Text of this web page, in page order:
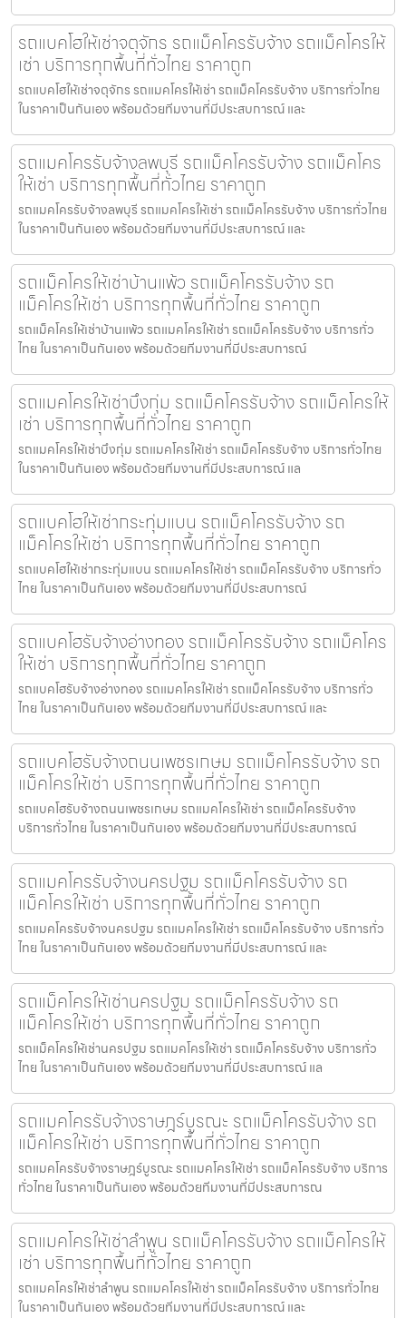
รถแบคโฮให้เช่าจตุจักร รถแม็คโครรับจ้าง รถแม็คโครให้
เช่า บริการทุกพื้นที่ทั่วไทย ราคาถูก
รถแบคโฮให้เช่าจตุจักร รถแมคโครให้เช่า รถแม็คโครรับจ้าง บริการทั่วไทย
ในราคาเป็นกันเอง พร้อมด้วยทีมงานที่มีประสบการณ์ และ
รถแมคโครรับจ้างลพบุรี รถแม็คโครรับจ้าง รถแม็คโคร
ให้เช่า บริการทุกพื้นที่ทั่วไทย ราคาถูก
รถแมคโครรับจ้างลพบุรี รถแมคโครให้เช่า รถแม็คโครรับจ้าง บริการทั่วไทย
ในราคาเป็นกันเอง พร้อมด้วยทีมงานที่มีประสบการณ์ และ
รถแม็คโครให้เช่าบ้านแพ้ว รถแม็คโครรับจ้าง รถ
แม็คโครให้เช่า บริการทุกพื้นที่ทั่วไทย ราคาถูก
รถแม็คโครให้เช่าบ้านแพ้ว รถแมคโครให้เช่า รถแม็คโครรับจ้าง บริการทั่ว
ไทย ในราคาเป็นกันเอง พร้อมด้วยทีมงานที่มีประสบการณ์
รถแมคโครให้เช่าบึงกุ่ม รถแม็คโครรับจ้าง รถแม็คโครให้
เช่า บริการทุกพื้นที่ทั่วไทย ราคาถูก
รถแมคโครให้เช่าบึงกุ่ม รถแมคโครให้เช่า รถแม็คโครรับจ้าง บริการทั่วไทย
ในราคาเป็นกันเอง พร้อมด้วยทีมงานที่มีประสบการณ์ แล
รถแบคโฮให้เช่ากระทุ่มแบน รถแม็คโครรับจ้าง รถ
แม็คโครให้เช่า บริการทุกพื้นที่ทั่วไทย ราคาถูก
รถแบคโฮให้เช่ากระทุ่มแบน รถแมคโครให้เช่า รถแม็คโครรับจ้าง บริการทั่ว
ไทย ในราคาเป็นกันเอง พร้อมด้วยทีมงานที่มีประสบการณ์
รถแบคโฮรับจ้างอ่างทอง รถแม็คโครรับจ้าง รถแม็คโคร
ให้เช่า บริการทุกพื้นที่ทั่วไทย ราคาถูก
รถแบคโฮรับจ้างอ่างทอง รถแมคโครให้เช่า รถแม็คโครรับจ้าง บริการทั่ว
ไทย ในราคาเป็นกันเอง พร้อมด้วยทีมงานที่มีประสบการณ์ และ
รถแบคโฮรับจ้างถนนเพชรเกษม รถแม็คโครรับจ้าง รถ
แม็คโครให้เช่า บริการทุกพื้นที่ทั่วไทย ราคาถูก
รถแบคโฮรับจ้างถนนเพชรเกษม รถแมคโครให้เช่า รถแม็คโครรับจ้าง
บริการทั่วไทย ในราคาเป็นกันเอง พร้อมด้วยทีมงานที่มีประสบการณ์
รถแมคโครรับจ้างนครปฐม รถแม็คโครรับจ้าง รถ
แม็คโครให้เช่า บริการทุกพื้นที่ทั่วไทย ราคาถูก
รถแมคโครรับจ้างนครปฐม รถแมคโครให้เช่า รถแม็คโครรับจ้าง บริการทั่ว
ไทย ในราคาเป็นกันเอง พร้อมด้วยทีมงานที่มีประสบการณ์ และ
รถแม็คโครให้เช่านครปฐม รถแม็คโครรับจ้าง รถ
แม็คโครให้เช่า บริการทุกพื้นที่ทั่วไทย ราคาถูก
รถแม็คโครให้เช่านครปฐม รถแมคโครให้เช่า รถแม็คโครรับจ้าง บริการทั่ว
ไทย ในราคาเป็นกันเอง พร้อมด้วยทีมงานที่มีประสบการณ์ แล
รถแมคโครรับจ้างราษฎร์บูรณะ รถแม็คโครรับจ้าง รถ
แม็คโครให้เช่า บริการทุกพื้นที่ทั่วไทย ราคาถูก
รถแมคโครรับจ้างราษฎร์บูรณะ รถแมคโครให้เช่า รถแม็คโครรับจ้าง บริการ
ทั่วไทย ในราคาเป็นกันเอง พร้อมด้วยทีมงานที่มีประสบการณ
รถแมคโครให้เช่าลำพูน รถแม็คโครรับจ้าง รถแม็คโครให้
เช่า บริการทุกพื้นที่ทั่วไทย ราคาถูก
รถแมคโครให้เช่าลำพูน รถแมคโครให้เช่า รถแม็คโครรับจ้าง บริการทั่วไทย
ในราคาเป็นกันเอง พร้อมด้วยทีมงานที่มีประสบการณ์ และ